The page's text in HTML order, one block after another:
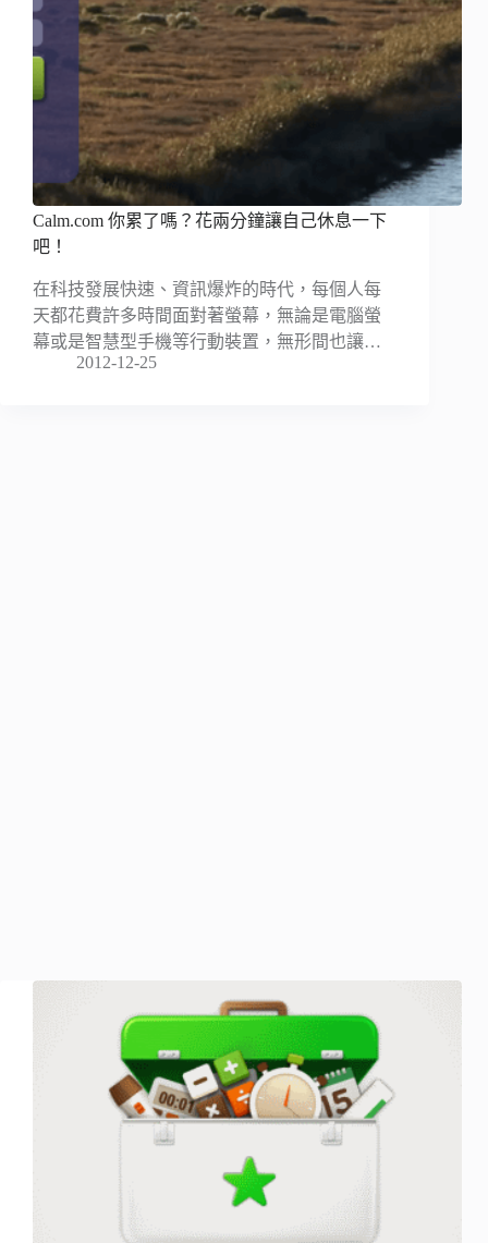
Calm.com 你累了嗎？花兩分鐘讓自己休息一下
吧！
在科技發展快速、資訊爆炸的時代，每個人每
天都花費許多時間面對著螢幕，無論是電腦螢
幕或是智慧型手機等行動裝置，無形間也讓…
2012-12-25